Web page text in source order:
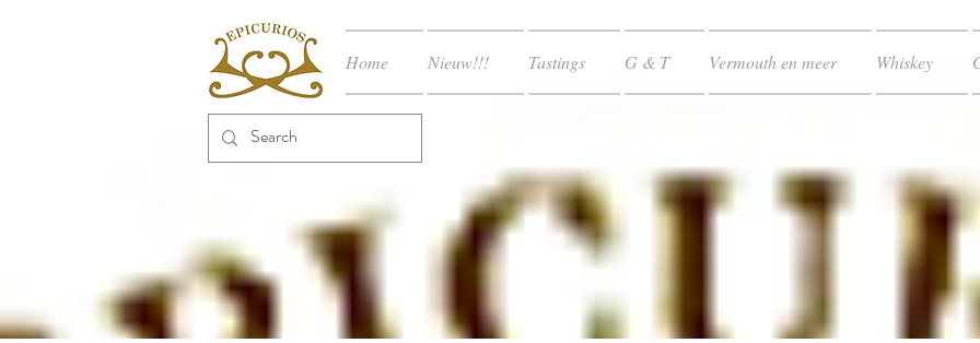
Home Nieuw!!! Tastings G & T Vermouth en meer Whiskey